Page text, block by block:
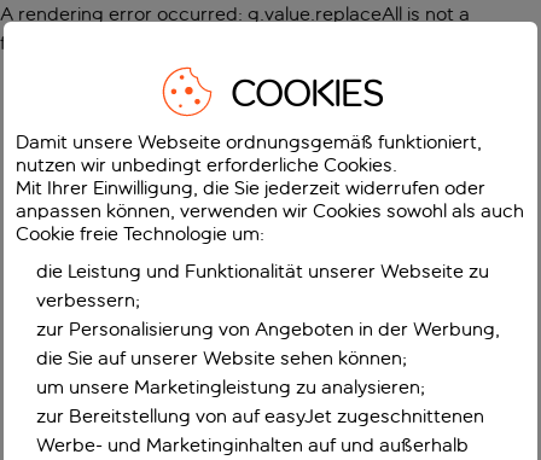
A rendering error occurred: g.value.replaceAll is not a
function
COOKIES
Damit unsere Webseite ordnungsgemäß funktioniert,
nutzen wir unbedingt erforderliche Cookies.
Mit Ihrer Einwilligung, die Sie jederzeit widerrufen oder
anpassen können, verwenden wir Cookies sowohl als auch
Cookie freie Technologie um:
die Leistung und Funktionalität unserer Webseite zu
verbessern;
zur Personalisierung von Angeboten in der Werbung,
die Sie auf unserer Website sehen können;
um unsere Marketingleistung zu analysieren;
zur Bereitstellung von auf easyJet zugeschnittenen
Werbe- und Marketinginhalten auf und außerhalb